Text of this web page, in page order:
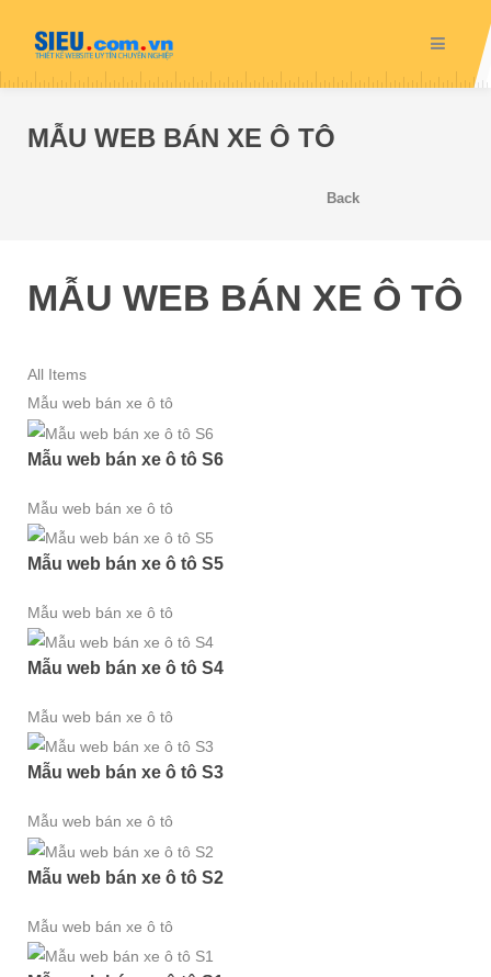
MẪU WEB BÁN XE Ô TÔ
Back
MẪU WEB BÁN XE Ô TÔ
All Items
Mẫu web bán xe ô tô
Mẫu web bán xe ô tô S6
Mẫu web bán xe ô tô
Mẫu web bán xe ô tô S5
Mẫu web bán xe ô tô
Mẫu web bán xe ô tô S4
Mẫu web bán xe ô tô
Mẫu web bán xe ô tô S3
Mẫu web bán xe ô tô
Mẫu web bán xe ô tô S2
Mẫu web bán xe ô tô